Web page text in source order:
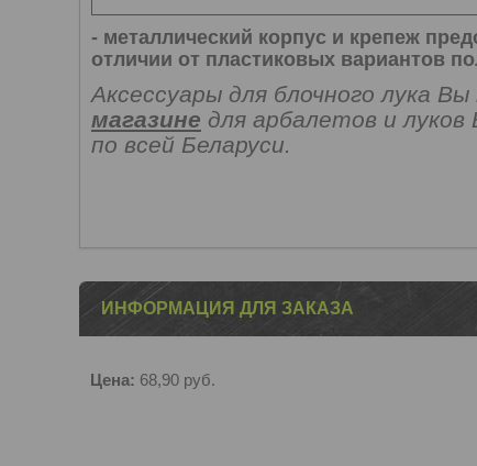
- металлический корпус и крепеж
отличии от пластиковых вариантов
Аксессуары для блочного лука
магазине для арбалетов и луков
по всей Беларуси.
ИНФОРМАЦИЯ ДЛЯ ЗАКАЗА
Цена: 68,90 руб.